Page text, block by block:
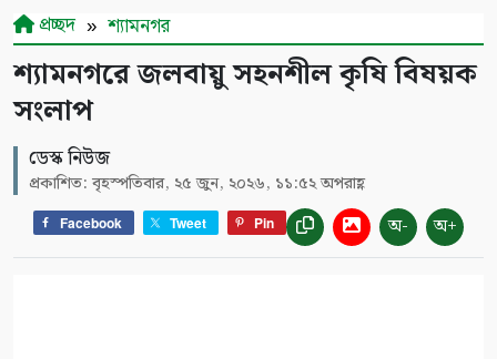
প্রচ্ছদ শ্যামনগর
শ্যামনগরে জলবায়ু সহনশীল কৃষি বিষয়ক
সংলাপ
ডেস্ক নিউজ
প্রকাশিত: বৃহস্পতিবার, ২৫ জুন, ২০২৬, ১১:৫২ অপরাহ্ণ
Facebook Tweet Pin অ- অ+